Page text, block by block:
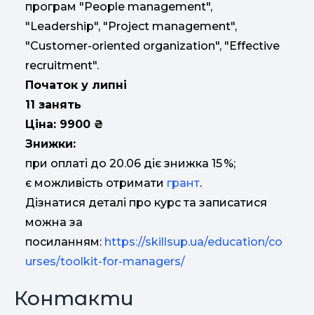
програм "People management",
"Leadership", "Project management",
"Customer-oriented organization", "Effective
recruitment".
Початок у липні
11 занять
Ціна: 9900 ₴
Знижки:
при оплаті до 20.06 діє знижка 15 %;
є можливість отримати грант.
Дізнатися деталі про курс та записатися
можна за
посиланням: https://skillsup.ua/education/co
urses/toolkit-for-managers/
Контакти